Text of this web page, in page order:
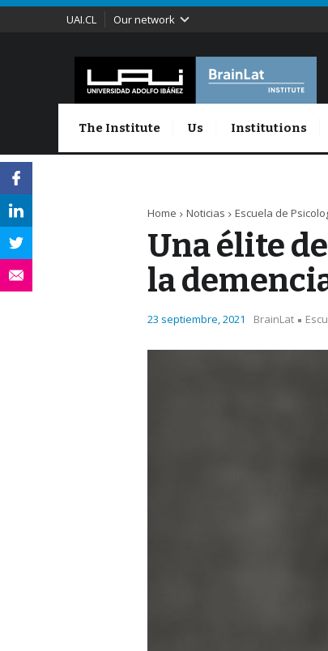
UAI.CL Our network
The Institute Us Institutions
Home Noticias Escuela de
Una élite
la
23 septiembre, 2021 BrainLat